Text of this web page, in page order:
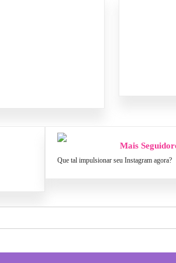
Mais
Que tal impulsionar seu Instagram agora?